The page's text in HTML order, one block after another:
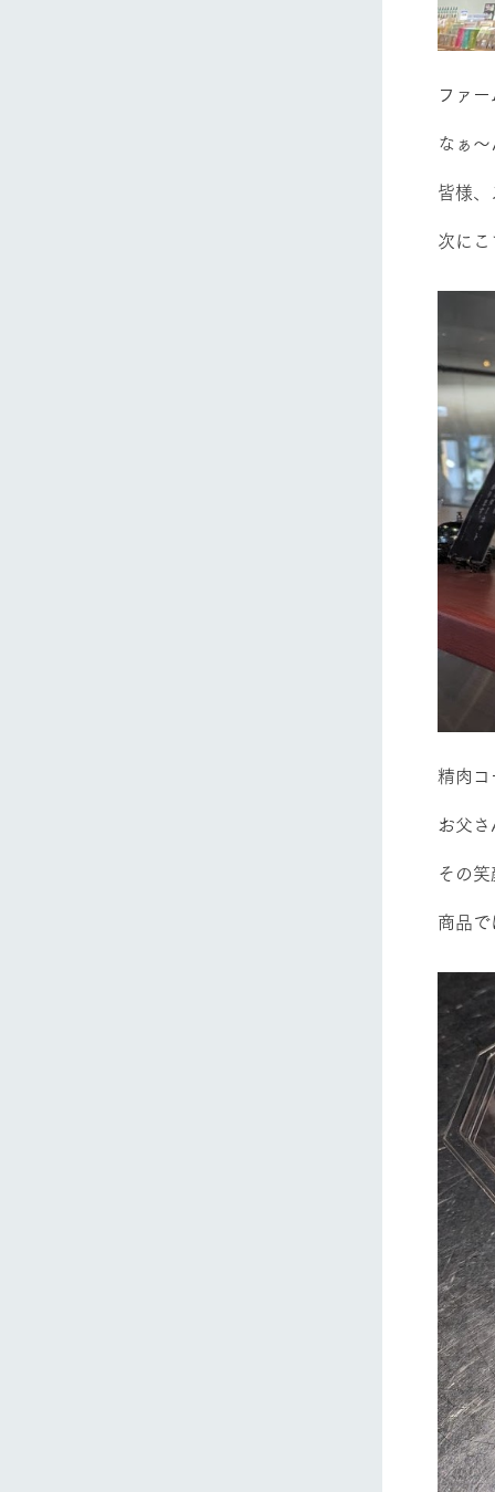
わたしたち
1Pでわか
農業の未
企業情報
50周年ヒ
ファ
なぁ
皆様
次に
精肉
お父
その
商品